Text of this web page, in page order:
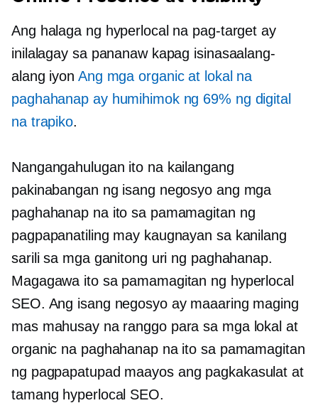
Ang halaga ng hyperlocal na pag-target ay
inilalagay sa pananaw kapag isinasaalang-
alang iyon Ang mga organic at lokal na
paghahanap ay humihimok ng 69% ng digital
na trapiko.
Nangangahulugan ito na kailangang
pakinabangan ng isang negosyo ang mga
paghahanap na ito sa pamamagitan ng
pagpapanatiling may kaugnayan sa kanilang
sarili sa mga ganitong uri ng paghahanap.
Magagawa ito sa pamamagitan ng hyperlocal
SEO. Ang isang negosyo ay maaaring maging
mas mahusay na ranggo para sa mga lokal at
organic na paghahanap na ito sa pamamagitan
ng pagpapatupad maayos ang pagkakasulat at
tamang hyperlocal SEO.